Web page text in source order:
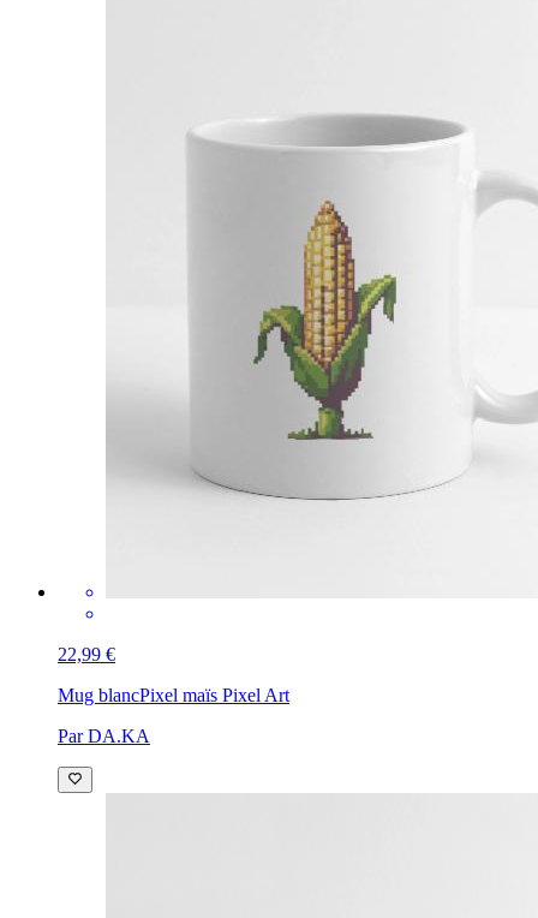
22,99 €
Mug blancPixel maïs Pixel Art
Par DA.KA